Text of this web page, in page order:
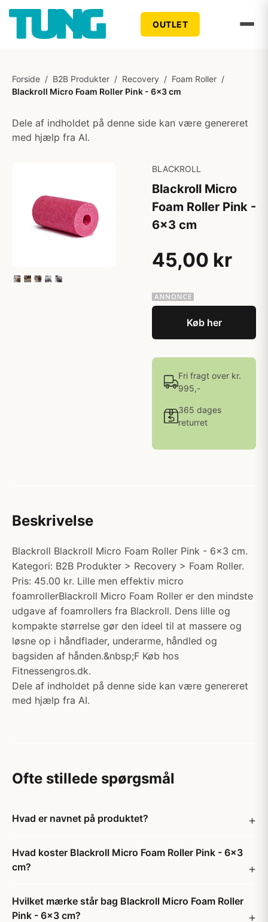
OUTLET
Forside / B2B Produkter / Recovery / Foam Roller /
Blackroll Micro Foam Roller Pink - 6x3 cm
Dele af indholdet på denne side kan være genereret
med hjælp fra AI.
BLACKROLL
Blackroll Micro
Foam Roller Pink -
6x3 cm
45,00 kr
Køb her
Fri fragt over kr.
995,-
365 dages
returret
Beskrivelse
Blackroll Blackroll Micro Foam Roller Pink - 6x3 cm.
Kategori: B2B Produkter > Recovery > Foam Roller.
Pris: 45.00 kr. Lille men effektiv micro
foamrollerBlackroll Micro Foam Roller er den mindste
udgave af foamrollers fra Blackroll. Dens lille og
kompakte størrelse gør den ideel til at massere og
løsne op i håndflader, underarme, håndled og
bagsiden af hånden.&nbsp;F Køb hos
Fitnessengros.dk.
Dele af indholdet på denne side kan være genereret
med hjælp fra AI.
Ofte stillede spørgsmål
Hvad er navnet på produktet?
Hvad koster Blackroll Micro Foam Roller Pink - 6x3
cm?
Hvilket mærke står bag Blackroll Micro Foam Roller
Pink - 6x3 cm?